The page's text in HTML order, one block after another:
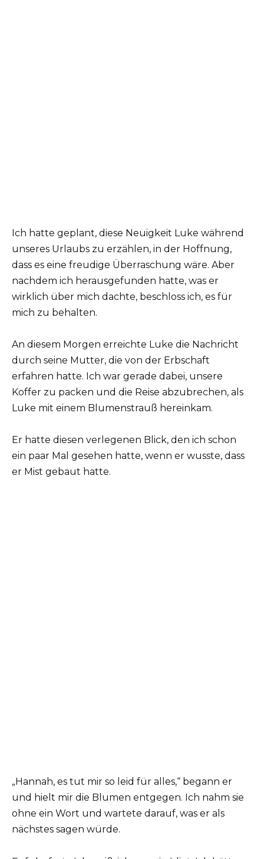
Ich hatte geplant, diese Neuigkeit Luke während
unseres Urlaubs zu erzählen, in der Hoffnung,
dass es eine freudige Überraschung wäre. Aber
nachdem ich herausgefunden hatte, was er
wirklich über mich dachte, beschloss ich, es für
mich zu behalten.
An diesem Morgen erreichte Luke die Nachricht
durch seine Mutter, die von der Erbschaft
erfahren hatte. Ich war gerade dabei, unsere
Koffer zu packen und die Reise abzubrechen, als
Luke mit einem Blumenstrauß hereinkam.
Er hatte diesen verlegenen Blick, den ich schon
ein paar Mal gesehen hatte, wenn er wusste, dass
er Mist gebaut hatte.
„Hannah, es tut mir so leid für alles,“ begann er
und hielt mir die Blumen entgegen. Ich nahm sie
ohne ein Wort und wartete darauf, was er als
nächstes sagen würde.